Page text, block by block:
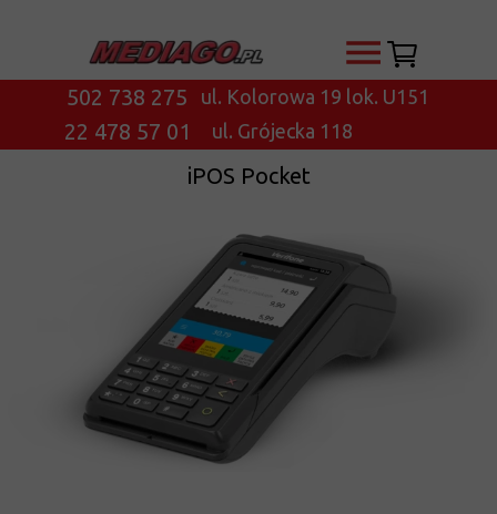
iPOS Pocket
ul. Grójecka 118
ul. Kolorowa 19 lok. U151
22 478 57 01
502 738 275